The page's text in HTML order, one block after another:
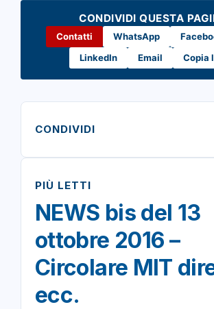
CONDIVIDI QUESTA
Contatti WhatsApp
LinkedIn
Email Copia
CONDIVIDI
PIÙ LETTI
NEWS bis del 13
ottobre 2016 –
Circolare MIT
ecc.